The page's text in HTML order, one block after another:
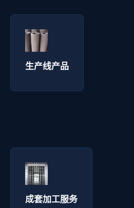
生产线产品
生产线产品 - 拓通丝网
询价咨询 →
成套加工服务
成套加工服务 - 拓通丝网
询价咨询 →